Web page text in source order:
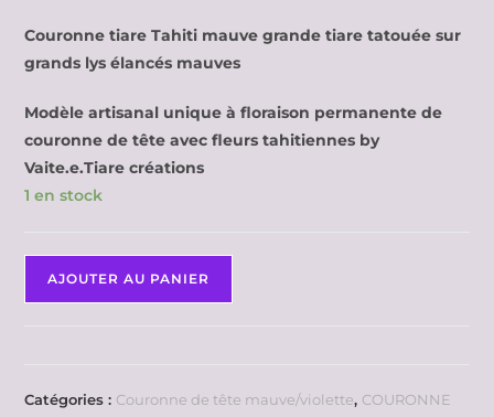
Couronne tiare Tahiti mauve grande tiare tatouée sur
grands lys élancés mauves
Modèle artisanal unique à floraison permanente de
couronne de tête avec fleurs tahitiennes by
Vaite.e.Tiare créations
1 en stock
AJOUTER AU PANIER
Catégories : Couronne de tête mauve/violette, COURONNE